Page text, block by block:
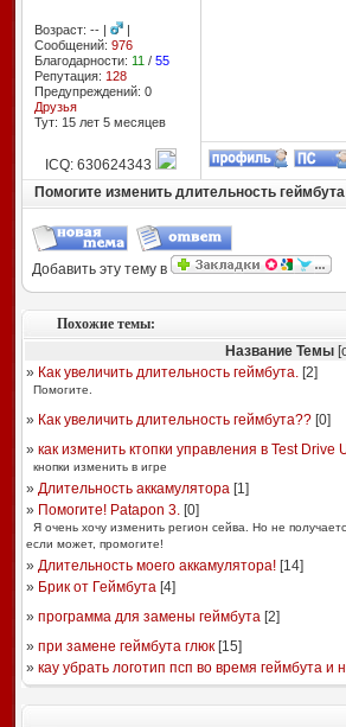
Возраст: -- |
|
Сообщений: 976
Благодарности: 11 / 55
Репутация: 128
Предупреждений: 0
Друзья
Тут: 15 лет 5 месяцев
ICQ: 630624343
Помогите изменить длительность геймбута
Добавить эту тему в
Похожие темы:
Название Темы
» Как увеличить длительность геймбута.[2]
Помогите.
» Как увеличить длительность геймбута??[0]
» как изменить ктопки управления в Test Drive
кнопки изменить в игре
» Длительность аккамулятора[1]
» Помогите! Patapon 3.[0]
Я очень хочу изменить регион сейва. Но не
если может, промогите!
» Длительность моего аккамулятора![14]
» Брик от Геймбута[4]
» программа для замены геймбута[2]
» при замене геймбута глюк[15]
» кау убрать логотип псп во время геймбута и